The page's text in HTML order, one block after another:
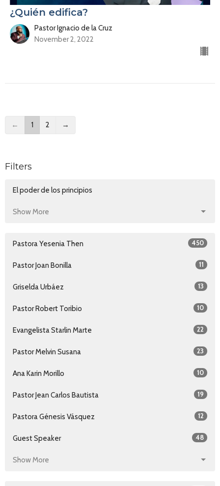
¿Quién edifica?
Pastor Ignacio de la Cruz
November 2, 2022
← 1 2 →
Filters
El poder de los principios
Show More
Pastora Yesenia Then 450
Pastor Joan Bonilla 11
Griselda Urbáez 13
Pastor Robert Toribio 10
Evangelista Starlin Marte 22
Pastor Melvin Susana 23
Ana Karin Morillo 10
Pastor Jean Carlos Bautista 19
Pastora Génesis Vásquez 12
Guest Speaker 48
Show More